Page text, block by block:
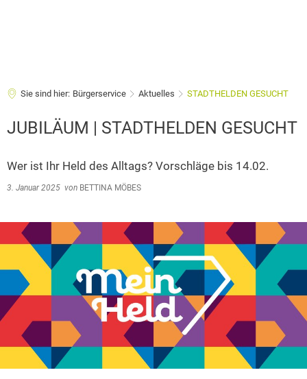
Sie sind hier: Bürgerservice Aktuelles STADTHELDEN GESUCHT
JUBILÄUM | STADTHELDEN GESUCHT
Wer ist Ihr Held des Alltags? Vorschläge bis 14.02.
3. Januar 2025 von BETTINA MÖBES